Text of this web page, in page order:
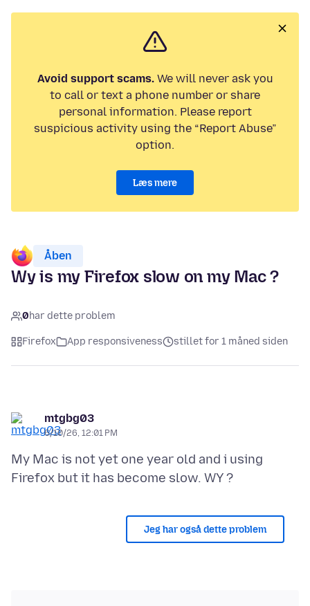
Avoid support scams.We will never ask you
to call or text a phone number or share
personal information. Please report
suspicious activity using the “Report Abuse”
option.
Læs mere
Åben
Wy is my Firefox slow on my Mac ?
0har dette problem
Firefox App responsiveness stillet for 1 måned siden
mtgbg03
6/10/26, 12:01 PM
My Mac is not yet one year old and i using
Jeg har også dette problem